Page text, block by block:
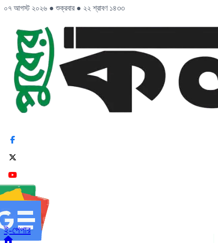
০৭ আগস্ট ২০২৬ ● শুক্রবার ● ২২ শ্রাবণ ১৪৩৩
ই-পেপার